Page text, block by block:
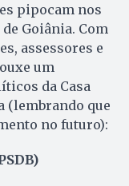
pipocam nos
Goiânia. Com
assessores e
um
da Casa
(lembrando que
no futuro):